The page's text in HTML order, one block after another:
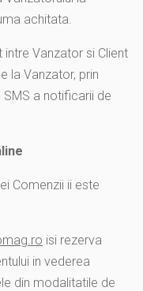
achitata.
Vanzator si Client
la Vanzator, prin
a notificarii de
Comenzii ii este
isi rezerva
in vederea
din modalitatile de